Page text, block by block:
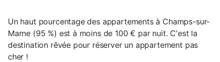
Un haut pourcentage des appartements à Champs-sur-
Marne (95 %) est à moins de 100 € par nuit. C'est la
destination rêvée pour réserver un appartement pas
cher !